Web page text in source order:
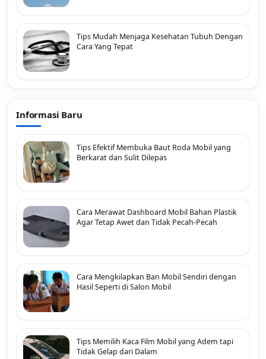
Tips Mudah Menjaga Kesehatan Tubuh Dengan
Cara Yang Tepat
Informasi Baru
Tips Efektif Membuka Baut Roda Mobil yang
Berkarat dan Sulit Dilepas
Cara Merawat Dashboard Mobil Bahan Plastik
Agar Tetap Awet dan Tidak Pecah-Pecah
Cara Mengkilapkan Ban Mobil Sendiri dengan
Hasil Seperti di Salon Mobil
Tips Memilih Kaca Film Mobil yang Adem tapi
Tidak Gelap dari Dalam